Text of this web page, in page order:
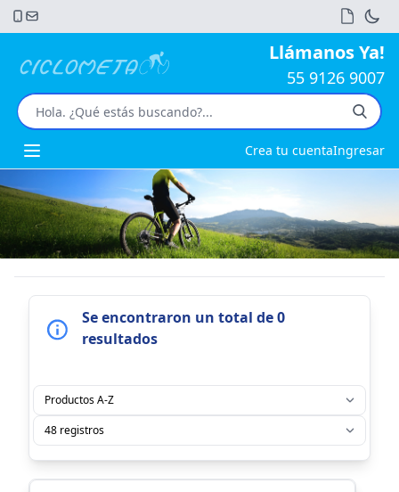
Llámanos Ya!
55 9126 9007
Open main menu Crea tu cuentaIngresar
Se encontraron un total de 0
resultados